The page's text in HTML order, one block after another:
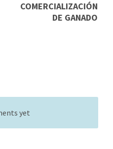
COMERCIALIZACIÓN
DE GANADO
yet